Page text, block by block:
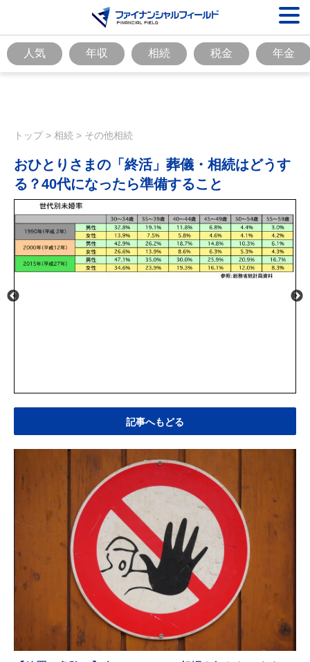
人気 年収 相続 税金 年金
トップ> 相続 > その他相続
おひとりさまの「終活」葬儀・相続はどうす
る？40代になったら準備すること
記事へもどる